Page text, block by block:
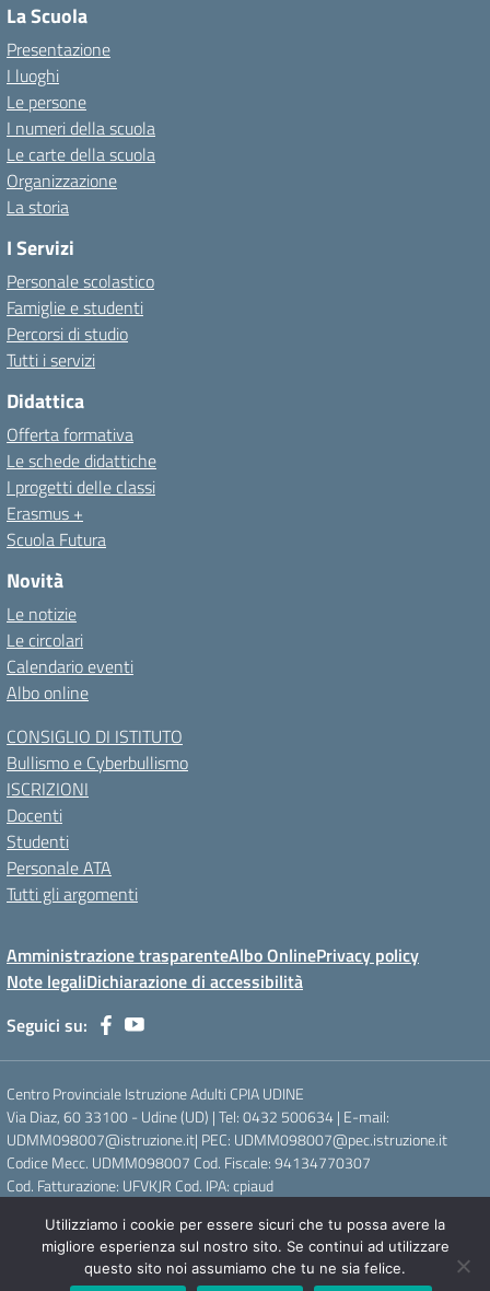
La Scuola
Presentazione
I luoghi
Le persone
I numeri della scuola
Le carte della scuola
Organizzazione
La storia
I Servizi
Personale scolastico
Famiglie e studenti
Percorsi di studio
Tutti i servizi
Didattica
Offerta formativa
Le schede didattiche
I progetti delle classi
Erasmus +
Scuola Futura
Novità
Le notizie
Le circolari
Calendario eventi
Albo online
CONSIGLIO DI ISTITUTO
Bullismo e Cyberbullismo
ISCRIZIONI
Docenti
Studenti
Personale ATA
Tutti gli argomenti
Amministrazione trasparenteAlbo OnlinePrivacy policy
Note legaliDichiarazione di accessibilità
Seguici su:
Centro Provinciale Istruzione Adulti CPIA UDINE
Via Diaz, 60 33100 - Udine (UD) | Tel: 0432 500634 | E-mail:
UDMM098007@istruzione.it| PEC: UDMM098007@pec.istruzione.it
Codice Mecc. UDMM098007 Cod. Fiscale: 94134770307
Cod. Fatturazione: UFVKJR Cod. IPA: cpiaud
Concept & Design by Designers Italia
Utilizziamo i cookie per essere sicuri che tu possa avere la
migliore esperienza sul nostro sito. Se continui ad utilizzare
questo sito noi assumiamo che tu ne sia felice.